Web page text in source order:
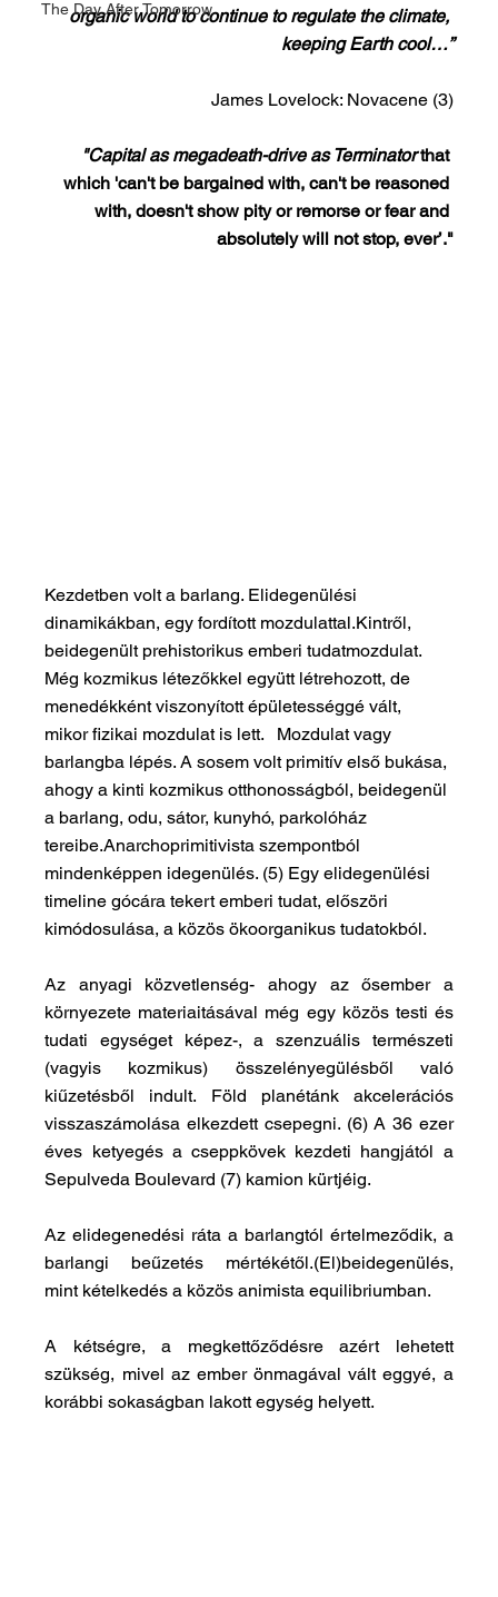
The Day After Tomorrow
organic world to continue to regulate the climate,
keeping Earth cool…”
James Lovelock: Novacene (3)
"Capital as megadeath-drive as Terminator that
which 'can't be bargained with, can't be reasoned
with, doesn't show pity or remorse or fear and
absolutely will not stop, ever’."
Kezdetben volt a barlang. Elidegenülési
dinamikákban, egy fordított mozdulattal.Kintről,
beidegenült prehistorikus emberi tudatmozdulat.
Még kozmikus létezőkkel együtt létrehozott, de
menedékként viszonyított épületességgé vált,
mikor fizikai mozdulat is lett.   Mozdulat vagy
barlangba lépés. A sosem volt primitív első bukása,
ahogy a kinti kozmikus otthonosságból, beidegenül
a barlang, odu, sátor, kunyhó, parkolóház
tereibe.Anarchoprimitivista szempontból
mindenképpen idegenülés. (5) Egy elidegenülési
timeline gócára tekert emberi tudat, előszöri
kimódosulása, a közös ökoorganikus tudatokból.
Az anyagi közvetlenség- ahogy az ősember a
környezete materiaitásával még egy közös testi és
tudati egységet képez-, a szenzuális természeti
(vagyis kozmikus) összelényegülésből való
kiűzetésből indult. Föld planétánk akcelerációs
visszaszámolása elkezdett csepegni. (6) A 36 ezer
éves ketyegés a cseppkövek kezdeti hangjától a
Sepulveda Boulevard (7) kamion kürtjéig.
Az elidegenedési ráta a barlangtól értelmeződik, a
barlangi beűzetés mértékétől.(El)beidegenülés,
mint kételkedés a közös animista equilibriumban.
A kétségre, a megkettőződésre azért lehetett
szükség, mivel az ember önmagával vált eggyé, a
korábbi sokaságban lakott egység helyett.